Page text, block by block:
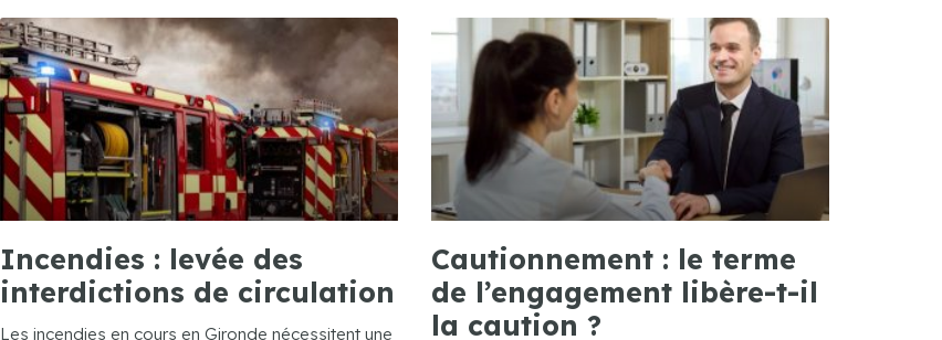
Incendies : levée des
interdictions de circulation
Les incendies en cours en Gironde nécessitent une
Cautionnement : le terme
de l’engagement libère-t-il
la caution ?